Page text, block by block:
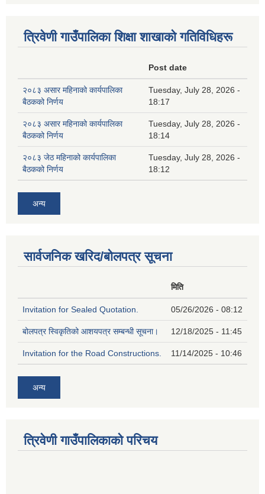
त्रिवेणी गाउँपालिका शिक्षा शाखाकाे गतिविधिहरू
Post date
२०८३ असार महिनाको कार्यपालिका
बैठकको निर्णय
Tuesday, July 28, 2026 -
18:17
२०८३ असार महिनाको कार्यपालिका
बैठकको निर्णय
Tuesday, July 28, 2026 -
18:14
२०८३ जेठ महिनाको कार्यपालिका
बैठकको निर्णय
Tuesday, July 28, 2026 -
18:12
अन्य
सार्वजनिक खरिद/बोलपत्र सूचना
मिति
Invitation for Sealed Quotation. 05/26/2026 - 08:12
बोलपत्र स्विकृतिको आशयपत्र सम्बन्धी सूचना। 12/18/2025 - 11:45
Invitation for the Road Constructions. 11/14/2025 - 10:46
अन्य
त्रिवेणी गाउँपालिकाको परिचय